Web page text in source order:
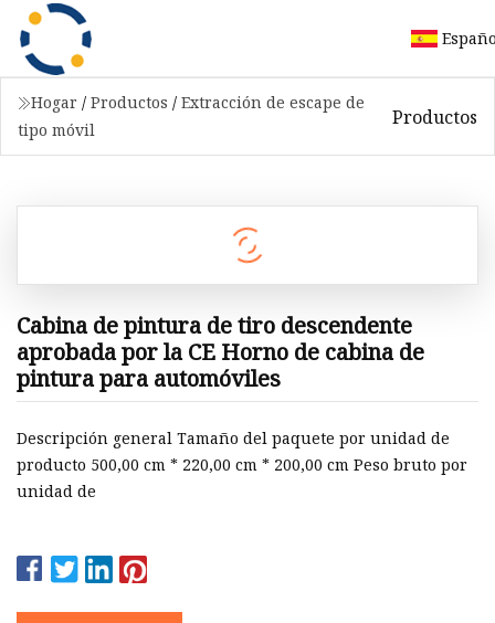
Hogar / Productos / Extracción de escape de
tipo móvil
Productos
Cabina de pintura de tiro descendente
aprobada por la CE Horno de cabina de
pintura para automóviles
Descripción general Tamaño del paquete por unidad de
producto 500,00 cm * 220,00 cm * 200,00 cm Peso bruto por
unidad de